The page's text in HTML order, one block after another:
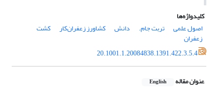
کلیدواژه‌ها
اصول علمی
تربت جام. دانش کشاورز زعفران‌کار کشت
زعفران
20.1001.1.20084838.1391.422.3.5.4
عنوان مقاله English